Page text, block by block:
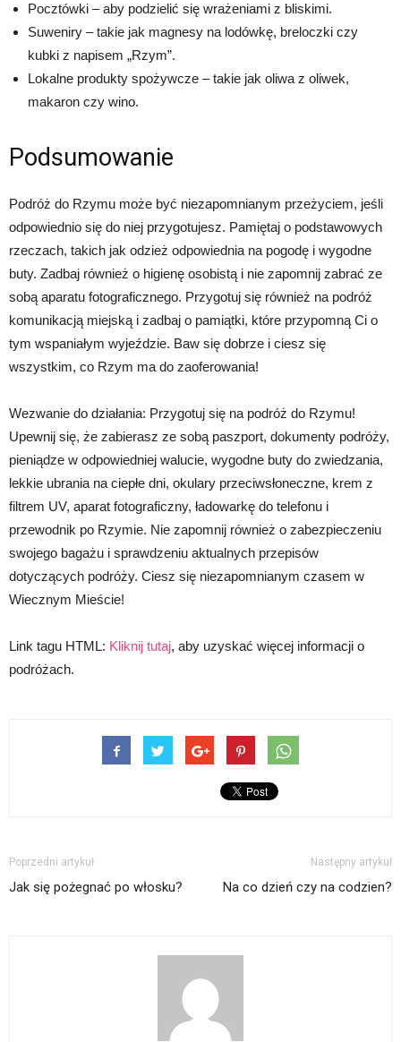
Pocztówki – aby podzielić się wrażeniami z bliskimi.
Suweniry – takie jak magnesy na lodówkę, breloczki czy
kubki z napisem „Rzym”.
Lokalne produkty spożywcze – takie jak oliwa z oliwek,
makaron czy wino.
Podsumowanie
Podróż do Rzymu może być niezapomnianym przeżyciem, jeśli
odpowiednio się do niej przygotujesz. Pamiętaj o podstawowych
rzeczach, takich jak odzież odpowiednia na pogodę i wygodne
buty. Zadbaj również o higienę osobistą i nie zapomnij zabrać ze
sobą aparatu fotograficznego. Przygotuj się również na podróż
komunikacją miejską i zadbaj o pamiątki, które przypomną Ci o
tym wspaniałym wyjeździe. Baw się dobrze i ciesz się
wszystkim, co Rzym ma do zaoferowania!
Wezwanie do działania: Przygotuj się na podróż do Rzymu!
Upewnij się, że zabierasz ze sobą paszport, dokumenty podróży,
pieniądze w odpowiedniej walucie, wygodne buty do zwiedzania,
lekkie ubrania na ciepłe dni, okulary przeciwsłoneczne, krem z
filtrem UV, aparat fotograficzny, ładowarkę do telefonu i
przewodnik po Rzymie. Nie zapomnij również o zabezpieczeniu
swojego bagażu i sprawdzeniu aktualnych przepisów
dotyczących podróży. Ciesz się niezapomnianym czasem w
Wiecznym Mieście!
Link tagu HTML: Kliknij tutaj, aby uzyskać więcej informacji o
podróżach.
Poprzedni artykuł
Jak się pożegnać po włosku?
Następny artykuł
Na co dzień czy na codzien?